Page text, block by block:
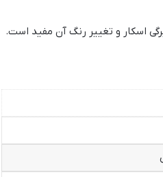
اسکار و تغییر رنگ آن مفید است.